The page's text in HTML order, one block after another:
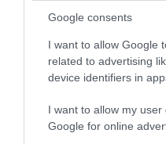
Google consents
I want to allow Google
related to advertising
device identifiers in
I want to allow my
Google for online
Το χρηματοδοτούμενο
από την ΕΕ έργο “The
Gaming Police”
ενισχύει την ασφάλεια
των παιδιών στο
31.07.2026
ΑΑΔΕ: Διευκρινίσεις
για τα πρόστιμα σε
παραβάσεις που